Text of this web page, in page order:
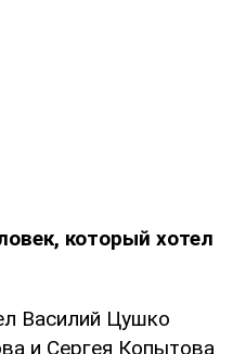
который хотел
Василий Цушко
и Сергея Копытова